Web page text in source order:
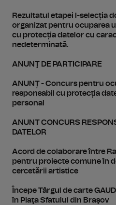
Rezultatul etapei I-selecția
organizat pentru ocuparea
cu protecția datelor cu
nedeterminată.
ANUNŢ DE PARTICIPARE
ANUNȚ - Concurs pentru
responsabil cu protecția
personal
ANUNT CONCURS
DATELOR
Acord de colaborare între
pentru proiecte comune în
cercetării artistice
Începe Târgul de carte
în Piaţa Sfatului din Braşov